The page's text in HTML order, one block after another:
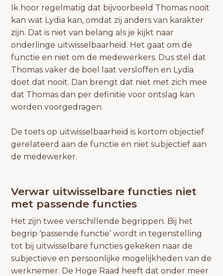
Ik hoor regelmatig dat bijvoorbeeld Thomas nooit
kan wat Lydia kan, omdat zij anders van karakter
zijn. Dat is niet van belang als je kijkt naar
onderlinge uitwisselbaarheid. Het gaat om de
functie en niet om de medewerkers. Dus stel dat
Thomas vaker de boel laat versloffen en Lydia
doet dat nooit. Dan brengt dat niet met zich mee
dat Thomas dan per definitie voor ontslag kan
worden voorgedragen.
De toets op uitwisselbaarheid is kortom objectief
gerelateerd aan de functie en niet subjectief aan
de medewerker.
Verwar uitwisselbare functies niet
met passende functies
Het zijn twee verschillende begrippen. Bij het
begrip ‘passende functie’ wordt in tegenstelling
tot bij uitwisselbare functies gekeken naar de
subjectieve en persoonlijke mogelijkheden van de
werknemer. De Hoge Raad heeft dat onder meer